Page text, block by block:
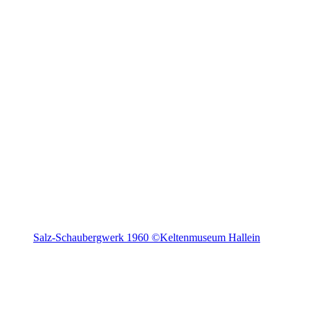
Salz-Schaubergwerk 1960 ©Keltenmuseum Hallein